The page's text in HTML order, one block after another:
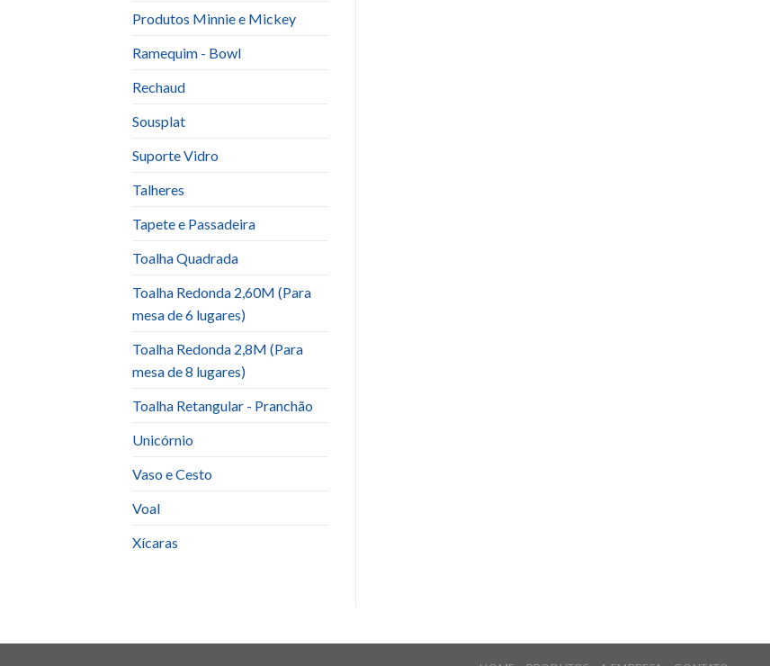
Produtos Minnie e Mickey
Ramequim - Bowl
Rechaud
Sousplat
Suporte Vidro
Talheres
Tapete e Passadeira
Toalha Quadrada
Toalha Redonda 2,60M (Para
mesa de 6 lugares)
Toalha Redonda 2,8M (Para
mesa de 8 lugares)
Toalha Retangular - Pranchão
Unicórnio
Vaso e Cesto
Voal
Xícaras